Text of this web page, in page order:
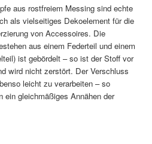
aus rostfreiem Messing sind echte
als vielseitiges Dekoelement für die
von Accessoires. Die
aus einem Federteil und einem
ist gebördelt – so ist der Stoff vor
wird nicht zerstört. Der Verschluss
leicht zu verarbeiten – so
ein gleichmäßiges Annähen der